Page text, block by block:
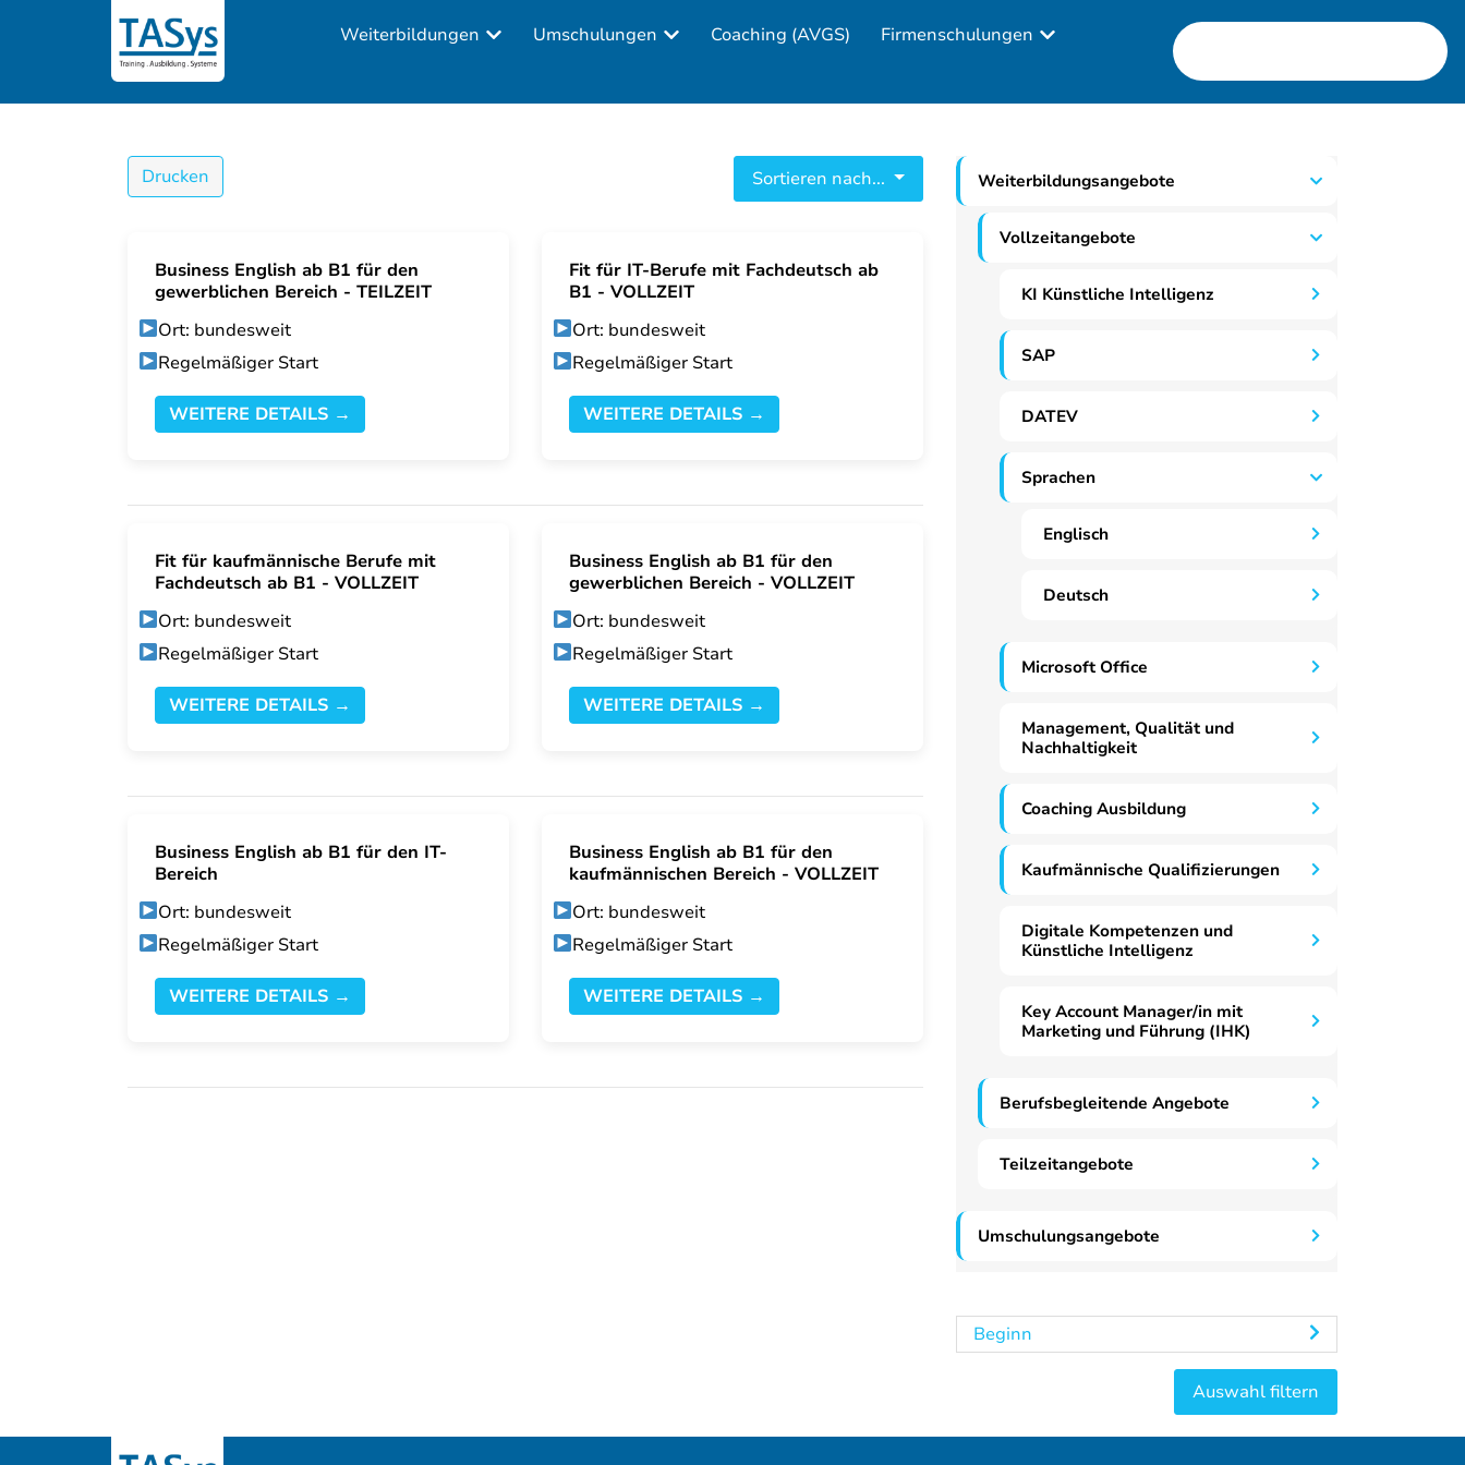
Weiterbildungen Umschulungen Coaching (AVGS) Firmenschulungen
Drucken Sortieren nach...
Business English ab B1 für den
gewerblichen Bereich - TEILZEIT
Ort: bundesweit
Regelmäßiger Start
WEITERE DETAILS →
Fit für IT-Berufe mit Fachdeutsch ab
B1 - VOLLZEIT
Ort: bundesweit
Regelmäßiger Start
WEITERE DETAILS →
Fit für kaufmännische Berufe mit
Fachdeutsch ab B1 - VOLLZEIT
Ort: bundesweit
Regelmäßiger Start
WEITERE DETAILS →
Business English ab B1 für den
gewerblichen Bereich - VOLLZEIT
Ort: bundesweit
Regelmäßiger Start
WEITERE DETAILS →
Business English ab B1 für den IT-
Bereich
Ort: bundesweit
Regelmäßiger Start
WEITERE DETAILS →
Business English ab B1 für den
kaufmännischen Bereich - VOLLZEIT
Ort: bundesweit
Regelmäßiger Start
WEITERE DETAILS →
Weiterbildungsangebote
Vollzeitangebote
KI Künstliche Intelligenz
SAP
DATEV
Sprachen
Englisch
Deutsch
Microsoft Office
Management, Qualität und
Nachhaltigkeit
Coaching Ausbildung
Kaufmännische Qualifizierungen
Digitale Kompetenzen und
Künstliche Intelligenz
Key Account Manager/in mit
Marketing und Führung (IHK)
Berufsbegleitende Angebote
Teilzeitangebote
Umschulungsangebote
Beginn